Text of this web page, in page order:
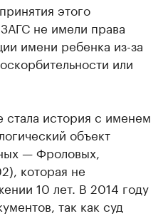
этого
не имели права
имени ребенка из-за
или
стала история с именем
объект
— Фроловых,
которая не
10 лет. В 2014 году
так как суд